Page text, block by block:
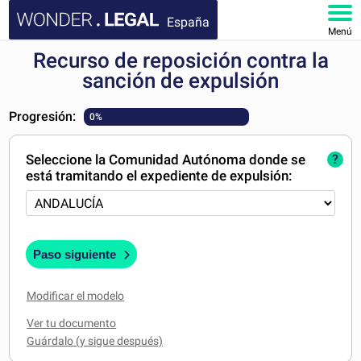
España
Menú
INICIO
MI CUENTA
Recurso de reposición contra la
sanción de expulsión
Progresión: 0%
Seleccione la Comunidad Autónoma donde se
está tramitando el expediente de expulsión:
?
Paso siguiente
Modificar el modelo
Ver tu documento